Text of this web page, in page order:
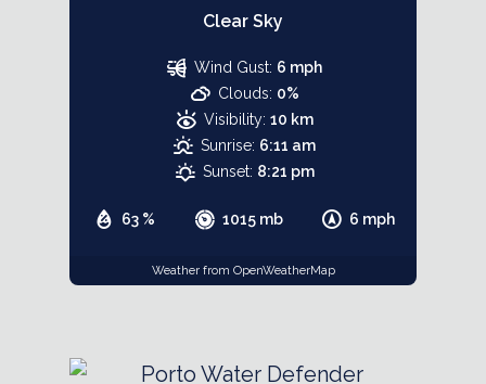
Clear Sky
63 % 1015 mb 6 mph
Wind Gust: 6 mph
Clouds: 0%
Visibility: 10 km
Sunrise: 6:11 am
Sunset: 8:21 pm
Weather from OpenWeatherMap